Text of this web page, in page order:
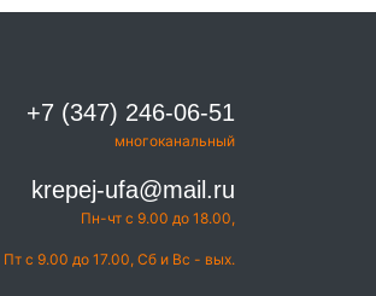
+7 (347) 246-06-51
многоканальный
krepej-ufa@mail.ru
Пн-чт с 9.00 до 18.00,
Пт с 9.00 до 17.00, Сб и Вс - вых.